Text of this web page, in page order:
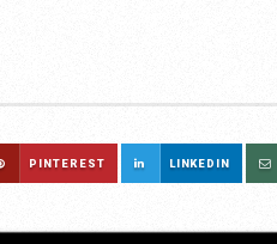
PINTEREST LINKEDIN